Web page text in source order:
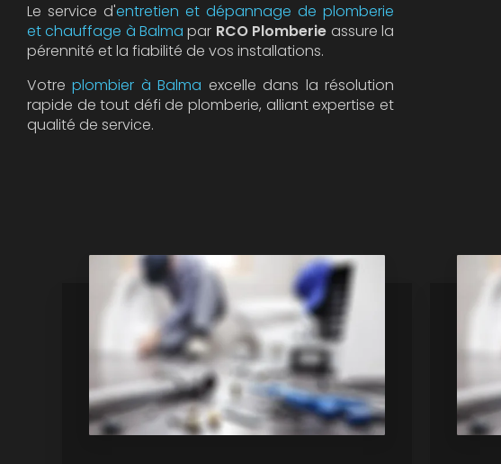
Le service d'entretien et dépannage de plomberie
et chauffage à Balma par RCO Plomberie assure la
pérennité et la fiabilité de vos installations.
Votreplombier à Balma excelle dans la résolution
rapide de tout défi de plomberie, alliant expertise et
qualité de service.